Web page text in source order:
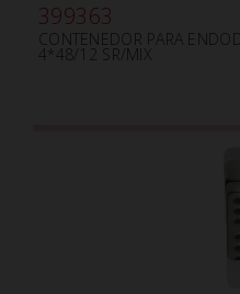
399363
CONTENEDOR PARA
4*48/12 SR/MIX